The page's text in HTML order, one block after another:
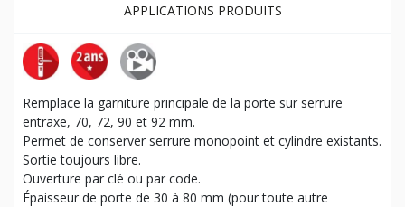
APPLICATIONS PRODUITS
Remplace la garniture principale de la porte sur serrure
entraxe, 70, 72, 90 et 92 mm.
Permet de conserver serrure monopoint et cylindre existants.
Sortie toujours libre.
Ouverture par clé ou par code.
Épaisseur de porte de 30 à 80 mm (pour toute autre